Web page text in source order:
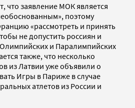
что заявление МОК является
поэтому
«рассмотреть и принять
не допустить россиян и
и Паралимпийских
также, что несколько
из Латвии уже объявили о
Игры в Париже в случае
атлетов из России и